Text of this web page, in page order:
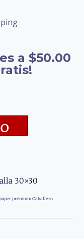
a $50.00
30×30
premium Caballero